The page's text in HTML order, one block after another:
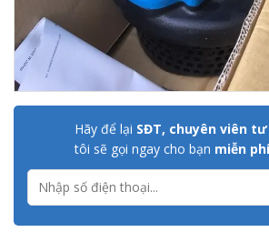
Hãy để lại SĐT, chuyên viên
tôi sẽ gọi ngay cho bạn miễn